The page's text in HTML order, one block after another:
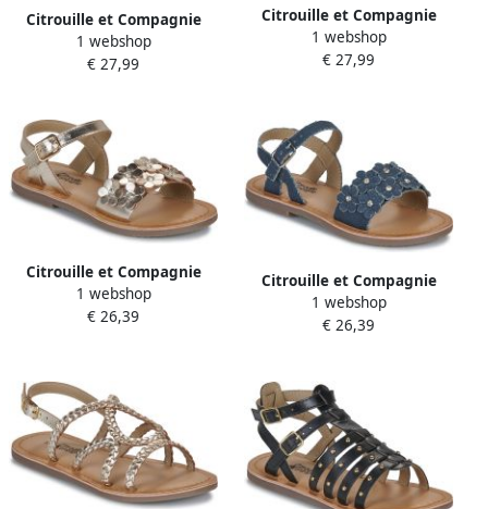
Citrouille et Compagnie
Platte sandalen PETALE
1 webshop
€ 27,99
Citrouille et Compagnie
Platte sandalen PETALE
1 webshop
€ 27,99
Citrouille et Compagnie
Platte sandalen FLEURS
1 webshop
€ 26,39
Citrouille et Compagnie
Platte sandalen FLEURS
1 webshop
€ 26,39